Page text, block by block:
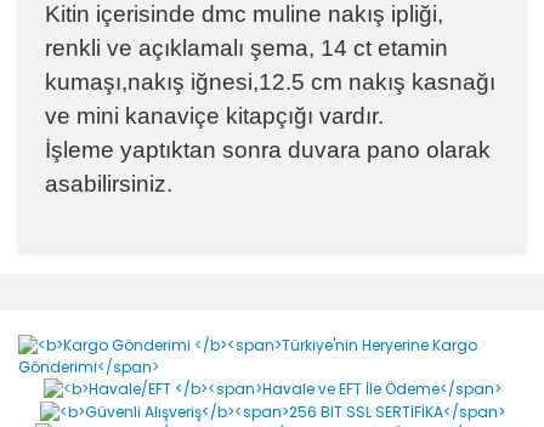
Kitin içerisinde dmc muline nakış ipliği,
renkli ve açıklamalı şema, 14 ct etamin
kumaşı,nakış iğnesi,12.5 cm nakış kasnağı
ve mini kanaviçe kitapçığı vardır.
İşleme yaptıktan sonra duvara pano olarak
asabilirsiniz.
Yorum Yaz
Ürün resmi kalitesiz, bozuk veya görüntülenemiyor.
Ürün açıklamasında eksik bilgiler bulunuyor.